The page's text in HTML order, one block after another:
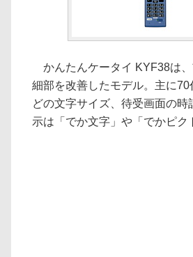
かんたんケータイ KYF38は
細部を改善したモデル。主に
どの文字サイズ、待受画面の
示は「でか文字」や「でかピ